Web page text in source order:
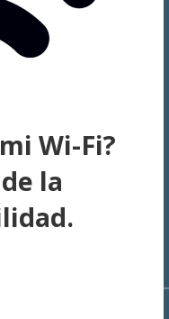
Wi-Fi?
la